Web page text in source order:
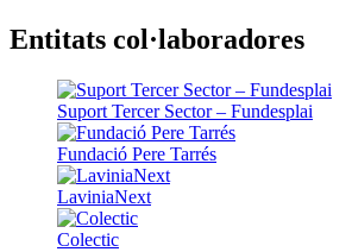
Entitats col·laboradores
Suport Tercer Sector – Fundesplai
Fundació Pere Tarrés
LaviniaNext
Colectic